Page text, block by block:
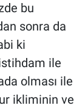
bu
sonra da
ki
ile
olması ile
ikliminin ve